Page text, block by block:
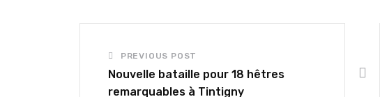
PREVIOUS POST
Nouvelle bataille pour 18 hêtres
remarquables à Tintigny